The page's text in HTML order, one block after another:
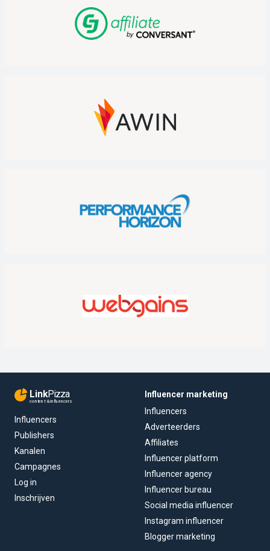
LinkPizza
content & influencers
Influencers
Publishers
Kanalen
Campagnes
Log in
Inschrijven
Influencer marketing
Influencers
Adverteerders
Affiliates
Influencer platform
Influencer agency
Influencer bureau
Social media influencer
Instagram influencer
Blogger marketing